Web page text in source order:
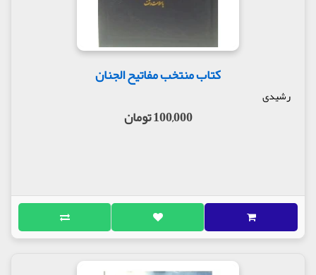
کتاب منتخب مفاتیح الجنان
رشیدی
100,000 تومان